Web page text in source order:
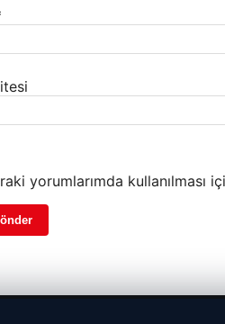
yorumlarımda kullanılması